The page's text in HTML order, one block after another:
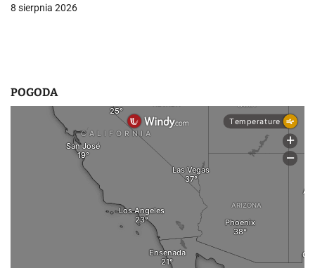
8 sierpnia 2026
POGODA